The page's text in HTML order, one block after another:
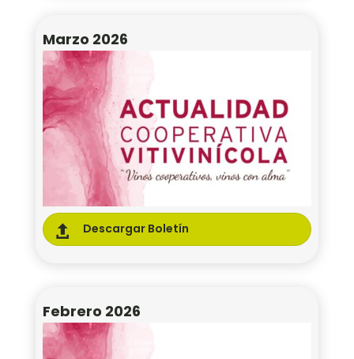
Marzo 2026
 Descargar Boletín
Febrero 2026